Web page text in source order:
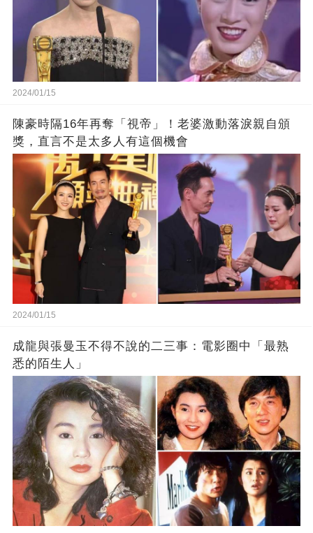
2024/01/15
陳豪時隔16年再奪「視帝」！老婆激動落淚親自頒
獎，直言不是太多人有這個機會
2024/01/15
成龍與張曼玉不得不說的二三事：電影圈中「最熟
悉的陌生人」